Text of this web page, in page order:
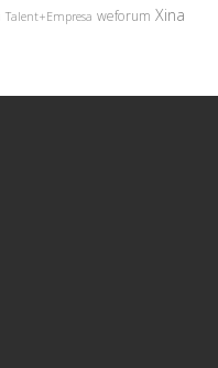
Talent+Empresa weforum Xina